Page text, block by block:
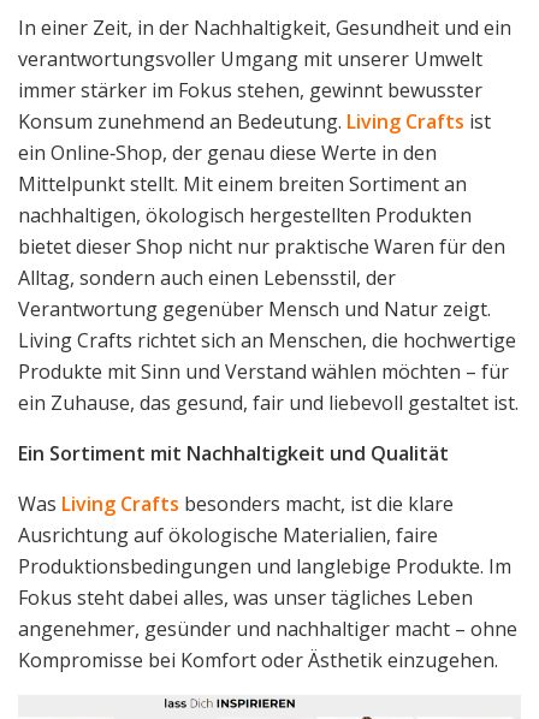
In einer Zeit, in der Nachhaltigkeit, Gesundheit und ein
verantwortungsvoller Umgang mit unserer Umwelt
immer stärker im Fokus stehen, gewinnt bewusster
Konsum zunehmend an Bedeutung. Living Crafts ist
ein Online‑Shop, der genau diese Werte in den
Mittelpunkt stellt. Mit einem breiten Sortiment an
nachhaltigen, ökologisch hergestellten Produkten
bietet dieser Shop nicht nur praktische Waren für den
Alltag, sondern auch einen Lebensstil, der
Verantwortung gegenüber Mensch und Natur zeigt.
Living Crafts richtet sich an Menschen, die hochwertige
Produkte mit Sinn und Verstand wählen möchten – für
ein Zuhause, das gesund, fair und liebevoll gestaltet ist.
Ein Sortiment mit Nachhaltigkeit und Qualität
Was Living Crafts besonders macht, ist die klare
Ausrichtung auf ökologische Materialien, faire
Produktionsbedingungen und langlebige Produkte. Im
Fokus steht dabei alles, was unser tägliches Leben
angenehmer, gesünder und nachhaltiger macht – ohne
Kompromisse bei Komfort oder Ästhetik einzugehen.